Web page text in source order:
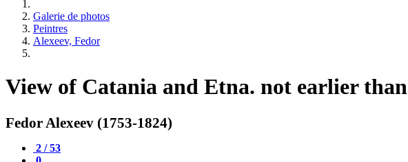
Galerie de photos
Peintres
Alexeev, Fedor
View of Catania and Etna. not earlier than
Fedor Alexeev (1753-1824)
2 / 53